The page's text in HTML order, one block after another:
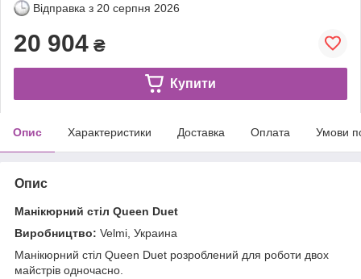
Відправка з 20 серпня 2026
20 904 ₴
Купити
Опис Характеристики Доставка Оплата Умови
Опис
Манікюрний стіл Queen Duet
Виробництво: Velmi, Украина
Манікюрний стіл Queen Duet розроблений для роботи двох
майстрів одночасно.